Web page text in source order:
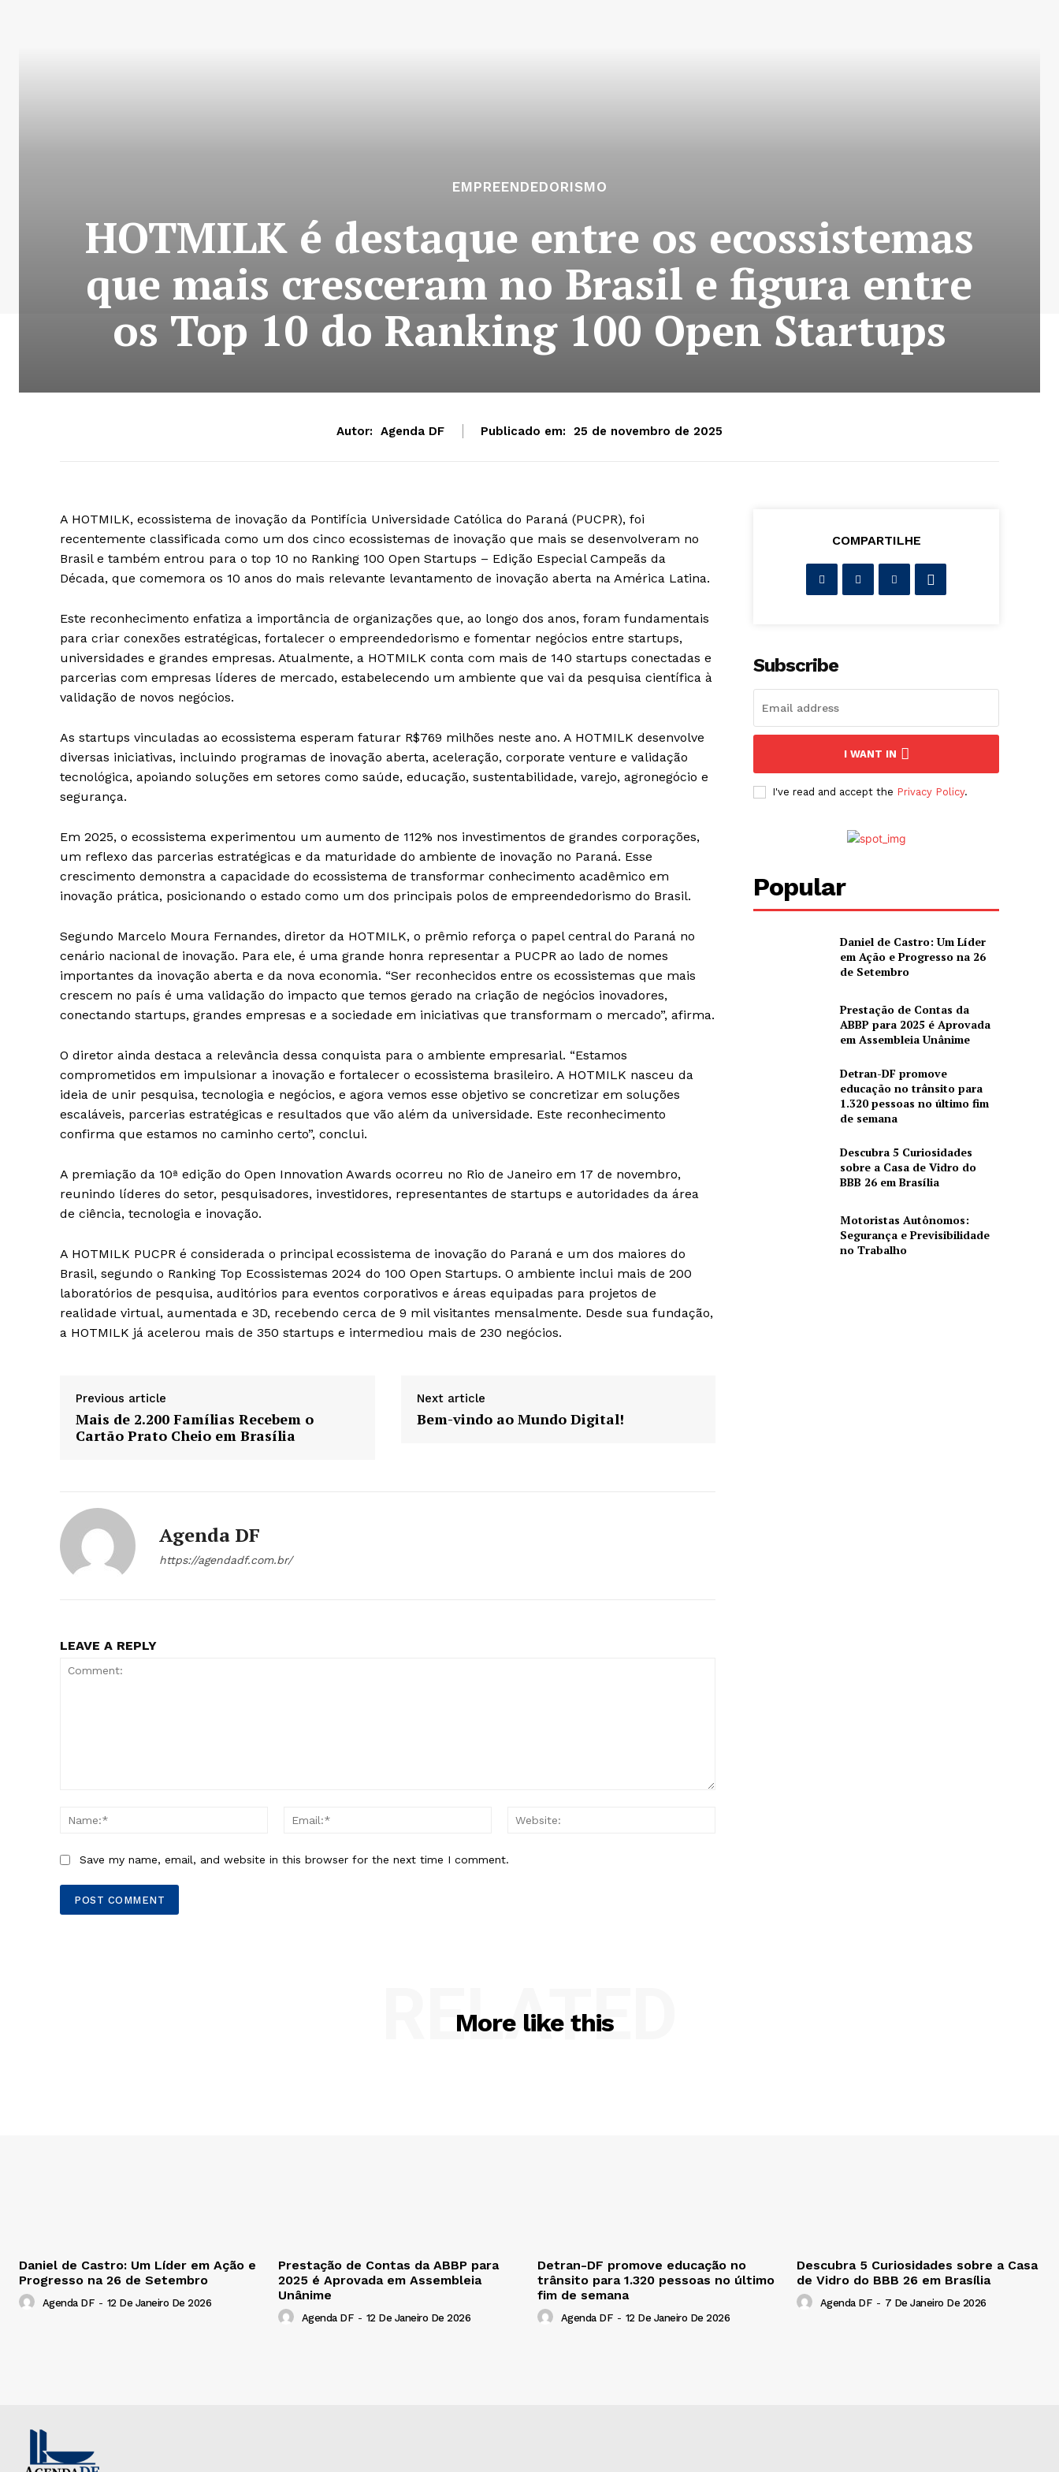
EMPREENDEDORISMO
HOTMILK é destaque entre os ecossistemas
que mais cresceram no Brasil e figura entre
os Top 10 do Ranking 100 Open Startups
Autor: Agenda DF Publicado em: 25 de novembro de 2025
A HOTMILK, ecossistema de inovação da Pontifícia Universidade Católica do Paraná (PUCPR), foi
recentemente classificada como um dos cinco ecossistemas de inovação que mais se desenvolveram no
Brasil e também entrou para o top 10 no Ranking 100 Open Startups – Edição Especial Campeãs da
Década, que comemora os 10 anos do mais relevante levantamento de inovação aberta na América Latina.
Este reconhecimento enfatiza a importância de organizações que, ao longo dos anos, foram fundamentais
para criar conexões estratégicas, fortalecer o empreendedorismo e fomentar negócios entre startups,
universidades e grandes empresas. Atualmente, a HOTMILK conta com mais de 140 startups conectadas e
parcerias com empresas líderes de mercado, estabelecendo um ambiente que vai da pesquisa científica à
validação de novos negócios.
As startups vinculadas ao ecossistema esperam faturar R$769 milhões neste ano. A HOTMILK desenvolve
diversas iniciativas, incluindo programas de inovação aberta, aceleração, corporate venture e validação
tecnológica, apoiando soluções em setores como saúde, educação, sustentabilidade, varejo, agronegócio e
segurança.
Em 2025, o ecossistema experimentou um aumento de 112% nos investimentos de grandes corporações,
um reflexo das parcerias estratégicas e da maturidade do ambiente de inovação no Paraná. Esse
crescimento demonstra a capacidade do ecossistema de transformar conhecimento acadêmico em
inovação prática, posicionando o estado como um dos principais polos de empreendedorismo do Brasil.
Segundo Marcelo Moura Fernandes, diretor da HOTMILK, o prêmio reforça o papel central do Paraná no
cenário nacional de inovação. Para ele, é uma grande honra representar a PUCPR ao lado de nomes
importantes da inovação aberta e da nova economia. “Ser reconhecidos entre os ecossistemas que mais
crescem no país é uma validação do impacto que temos gerado na criação de negócios inovadores,
conectando startups, grandes empresas e a sociedade em iniciativas que transformam o mercado”, afirma.
O diretor ainda destaca a relevância dessa conquista para o ambiente empresarial. “Estamos
comprometidos em impulsionar a inovação e fortalecer o ecossistema brasileiro. A HOTMILK nasceu da
ideia de unir pesquisa, tecnologia e negócios, e agora vemos esse objetivo se concretizar em soluções
escaláveis, parcerias estratégicas e resultados que vão além da universidade. Este reconhecimento
confirma que estamos no caminho certo”, conclui.
A premiação da 10ª edição do Open Innovation Awards ocorreu no Rio de Janeiro em 17 de novembro,
reunindo líderes do setor, pesquisadores, investidores, representantes de startups e autoridades da área
de ciência, tecnologia e inovação.
A HOTMILK PUCPR é considerada o principal ecossistema de inovação do Paraná e um dos maiores do
Brasil, segundo o Ranking Top Ecossistemas 2024 do 100 Open Startups. O ambiente inclui mais de 200
laboratórios de pesquisa, auditórios para eventos corporativos e áreas equipadas para projetos de
realidade virtual, aumentada e 3D, recebendo cerca de 9 mil visitantes mensalmente. Desde sua fundação,
a HOTMILK já acelerou mais de 350 startups e intermediou mais de 230 negócios.
Previous article
Mais de 2.200 Famílias Recebem o
Cartão Prato Cheio em Brasília
Next article
Bem-vindo ao Mundo Digital!
Agenda DF
https://agendadf.com.br/
LEAVE A REPLY
Name:*
Email:*
Save my name, email, and website in this browser for the next time I comment.
COMPARTILHE
Subscribe
I WANT IN
I've read and accept the Privacy Policy.
Popular
Daniel de Castro: Um Líder
em Ação e Progresso na 26
de Setembro
Prestação de Contas da
ABBP para 2025 é Aprovada
em Assembleia Unânime
Detran-DF promove
educação no trânsito para
1.320 pessoas no último fim
de semana
Descubra 5 Curiosidades
sobre a Casa de Vidro do
BBB 26 em Brasília
Motoristas Autônomos:
Segurança e Previsibilidade
no Trabalho
More like this
RELATED
Daniel de Castro: Um Líder em Ação e
Progresso na 26 de Setembro
Agenda DF - 12 De Janeiro De 2026
Prestação de Contas da ABBP para
2025 é Aprovada em Assembleia
Unânime
Agenda DF - 12 De Janeiro De 2026
Detran-DF promove educação no
trânsito para 1.320 pessoas no último
fim de semana
Agenda DF - 12 De Janeiro De 2026
Descubra 5 Curiosidades sobre a Casa
de Vidro do BBB 26 em Brasília
Agenda DF - 7 De Janeiro De 2026